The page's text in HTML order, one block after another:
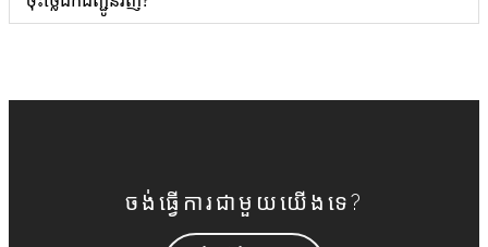
ចង់ធ្វើការជាមួយយើងទេ?